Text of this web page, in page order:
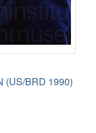
(US/BRD 1990)